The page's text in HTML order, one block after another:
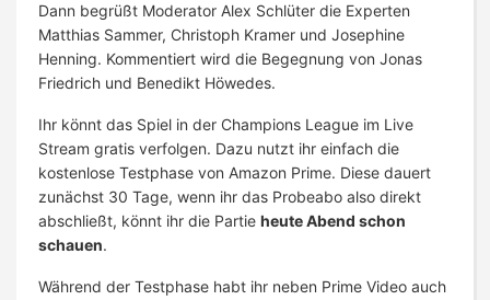
Dann begrüßt Moderator Alex Schlüter die Experten
Matthias Sammer, Christoph Kramer und Josephine
Henning. Kommentiert wird die Begegnung von Jonas
Friedrich und Benedikt Höwedes.
Ihr könnt das Spiel in der Champions League im Live
Stream gratis verfolgen. Dazu nutzt ihr einfach die
kostenlose Testphase von Amazon Prime. Diese dauert
zunächst 30 Tage, wenn ihr das Probeabo also direkt
abschließt, könnt ihr die Partie heute Abend schon
schauen.
Während der Testphase habt ihr neben Prime Video auch